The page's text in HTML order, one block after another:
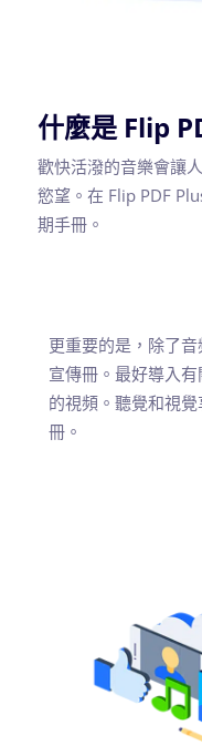
什麼是 Flip
歡快活潑的音樂會讓
慾望。在 Flip PDF
期手冊。
更重要的是，除了
宣傳冊。最好導入
的視頻。聽覺和視
冊。